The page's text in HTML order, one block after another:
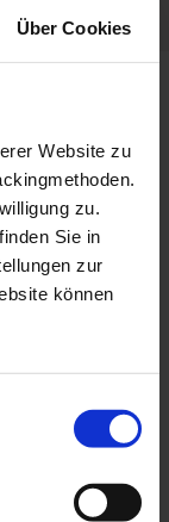
Über Cookies
Website zu
zu.
Sie in
zur
können